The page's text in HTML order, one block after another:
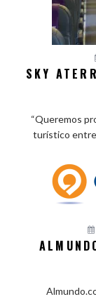
SKY
“Queremos
turístico entre